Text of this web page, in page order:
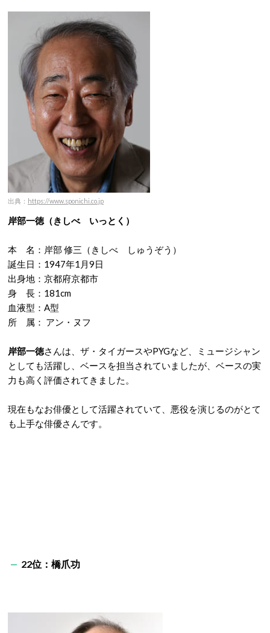
出典： https://www.sponichi.co.jp
岸部一徳（きしべ いっとく）
本 名：岸部 修三（きしべ しゅうぞう）
誕生日：1947年1月9日
出身地：京都府京都市
身 長：181cm
血液型：A型
所 属： アン・ヌフ
岸部一徳さんは、ザ・タイガースやPYGなど、ミュージシャン
としても活躍し、ベースを担当されていましたが、ベースの実
力も高く評価されてきました。
現在もなお俳優として活躍されていて、悪役を演じるのがとて
も上手な俳優さんです。
22位：橋爪功